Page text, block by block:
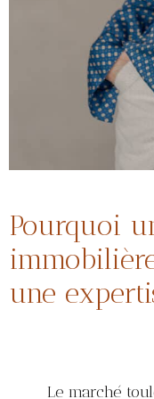
Pourquoi
une
Le marché